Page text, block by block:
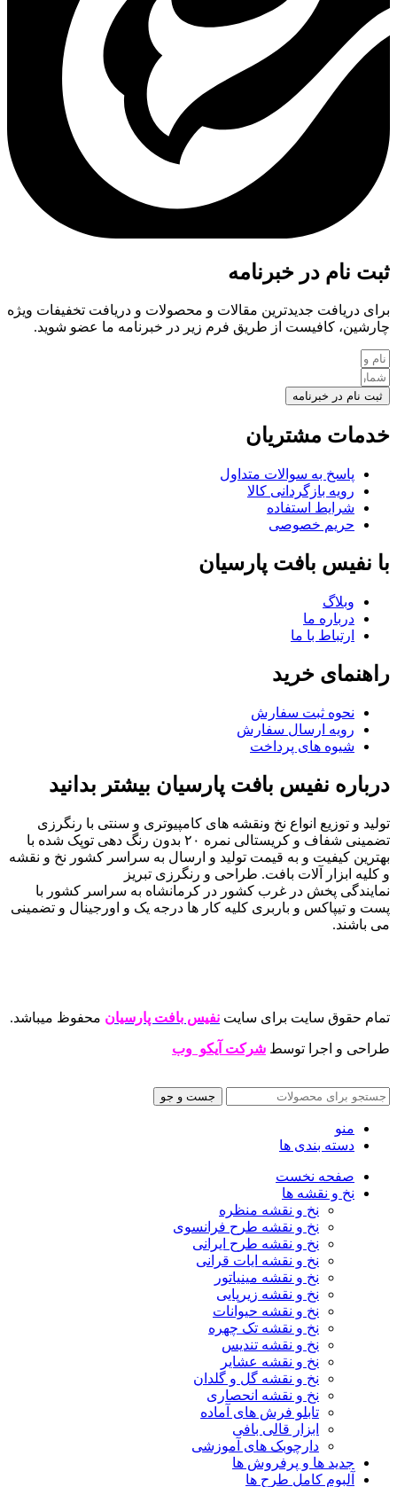
ثبت نام در خبرنامه
برای دریافت جدیدترین مقالات و محصولات و دریافت تخفیفات ویژه
چارشین، کافیست از طریق فرم زیر در خبرنامه ما عضو شوید.
ثبت نام در خبرنامه
خدمات مشتریان
پاسخ به سوالات متداول
رویه بازگردانی کالا
شرایط استفاده
حریم خصوصی
با نفیس بافت پارسیان
وبلاگ
درباره ما
ارتباط با ما
راهنمای خرید
نحوه ثبت سفارش
رویه ارسال سفارش
شیوه های پرداخت
درباره نفیس بافت پارسیان بیشتر بدانید
تولید و توزیع انواع نخ ونقشه های کامپیوتری و سنتی با رنگرزی
تضمینی شفاف و کریستالی نمره ۲۰ بدون رنگ دهی توپک شده با
بهترین کیفیت و به قیمت تولید و ارسال به سراسر کشور نخ و نقشه
و کلیه ابزار آلات بافت. طراحی و رنگرزی تبریز
نمایندگی پخش در غرب کشور در کرمانشاه به سراسر کشور با
پست و تیپاکس و باربری کلیه کار ها درجه یک و اورجینال و تضمینی
می باشند.
تمام حقوق سایت برای سایت نفیس بافت پارسیان محفوظ میباشد.
طراحی و اجرا توسط شرکت آیکو وب
جست و جو
منو
دسته بندی ها
صفحه نخست
نخ و نقشه ها
نخ و نقشه منظره
نخ و نقشه طرح فرانسوی
نخ و نقشه طرح ایرانی
نخ و نقشه ایات قرانی
نخ و نقشه مینیاتور
نخ و نقشه زیرپایی
نخ و نقشه حیوانات
نخ و نقشه تک چهره
نخ و نقشه تندیس
نخ و نقشه عشایر
نخ و نقشه گل و گلدان
نخ و نقشه انحصاری
تابلو فرش های آماده
ابزار قالی بافی
دارچوبک های آموزشی
جدید ها و پرفروش ها
آلبوم کامل طرح ها